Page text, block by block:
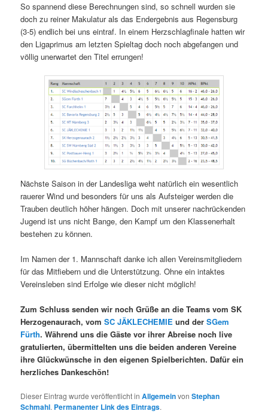
So spannend diese Berechnungen sind, so schnell wurden sie
doch zu reiner Makulatur als das Endergebnis aus Regensburg
(3-5) endlich bei uns eintraf. In einem Herzschlagfinale hatten wir
den Ligaprimus am letzten Spieltag doch noch abgefangen und
völlig unerwartet den Titel errungen!
Nächste Saison in der Landesliga weht natürlich ein wesentlich
rauerer Wind und besonders für uns als Aufsteiger werden die
Trauben deutlich höher hängen. Doch mit unserer nachrückenden
Jugend ist uns nicht Bange, den Kampf um den Klassenerhalt
bestehen zu können.
Im Namen der 1. Mannschaft danke ich allen Vereinsmitgliedern
für das Mitfiebern und die Unterstützung. Ohne ein intaktes
Vereinsleben sind Erfolge wie dieser nicht möglich!
Zum Schluss senden wir noch Grüße an die Teams vom SK
Herzogenaurach, vomSC JÄKLECHEMIE und derSGem
Fürth. Während uns die Gäste vor ihrer Abreise noch live
gratulierten, übermittelten uns die beiden anderen Vereine
ihre Glückwünsche in den eigenen Spielberichten. Dafür ein
herzliches Dankeschön!
Dieser Eintrag wurde veröffentlicht inAllgemeinvonStephan
Schmahl. Permanenter Link des Eintrags.